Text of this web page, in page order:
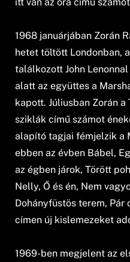
1968 januárjában Zorán
hetet töltött Londonban,
találkozott John
alatt az együttes a
kapott. Júliusban Zorán
sziklák című számot
alapító tagjai fémjelzik a
ebben az évben Bábel,
az égben járok, Törött
Nelly, Ő és én, Nem
Dohányfüstös terem, Pár
címen új kislemezeket
1969-ben megjelent az